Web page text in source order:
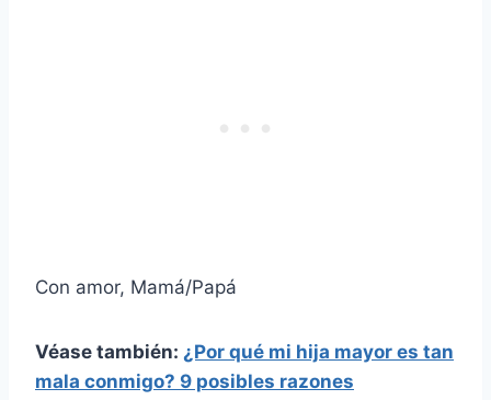
Con amor, Mamá/Papá
Véase también: ¿Por qué mi hija mayor es tan
mala conmigo? 9 posibles razones